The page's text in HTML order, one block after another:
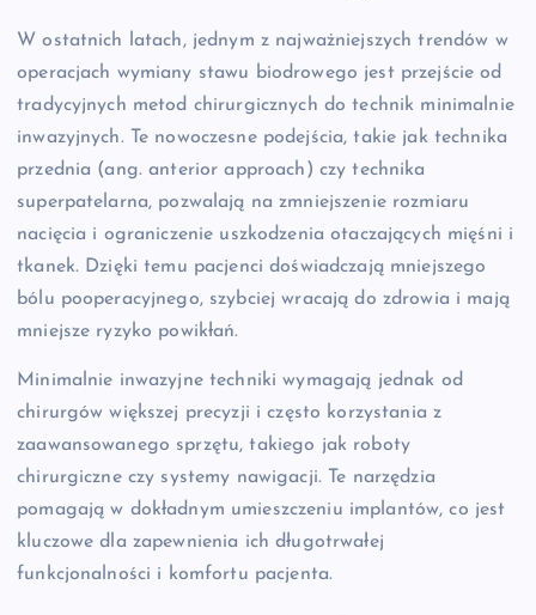
W ostatnich latach, jednym z najważniejszych trendów w
operacjach wymiany stawu biodrowego jest przejście od
tradycyjnych metod chirurgicznych do technik minimalnie
inwazyjnych. Te nowoczesne podejścia, takie jak technika
przednia (ang. anterior approach) czy technika
superpatelarna, pozwalają na zmniejszenie rozmiaru
nacięcia i ograniczenie uszkodzenia otaczających mięśni i
tkanek. Dzięki temu pacjenci doświadczają mniejszego
bólu pooperacyjnego, szybciej wracają do zdrowia i mają
mniejsze ryzyko powikłań.
Minimalnie inwazyjne techniki wymagają jednak od
chirurgów większej precyzji i często korzystania z
zaawansowanego sprzętu, takiego jak roboty
chirurgiczne czy systemy nawigacji. Te narzędzia
pomagają w dokładnym umieszczeniu implantów, co jest
kluczowe dla zapewnienia ich długotrwałej
funkcjonalności i komfortu pacjenta.